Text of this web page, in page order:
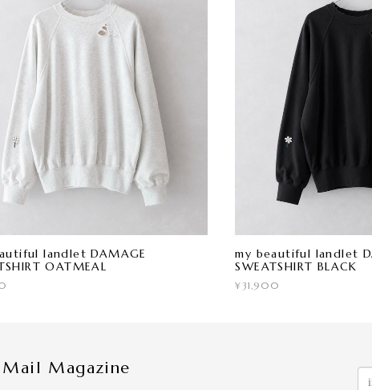
landlet DAMAGE
OATMEAL
my beautiful landlet
SWEATSHIRT BLACK
¥31,900
Mail Magazine